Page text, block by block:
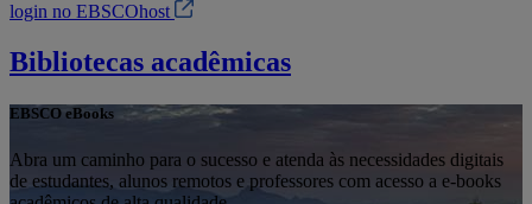
login no EBSCOhost
Bibliotecas acadêmicas
EBSCO eBooks
Abra um caminho para o sucesso e atenda às necessidades digitais
de estudantes, alunos remotos e professores com acesso a e-books